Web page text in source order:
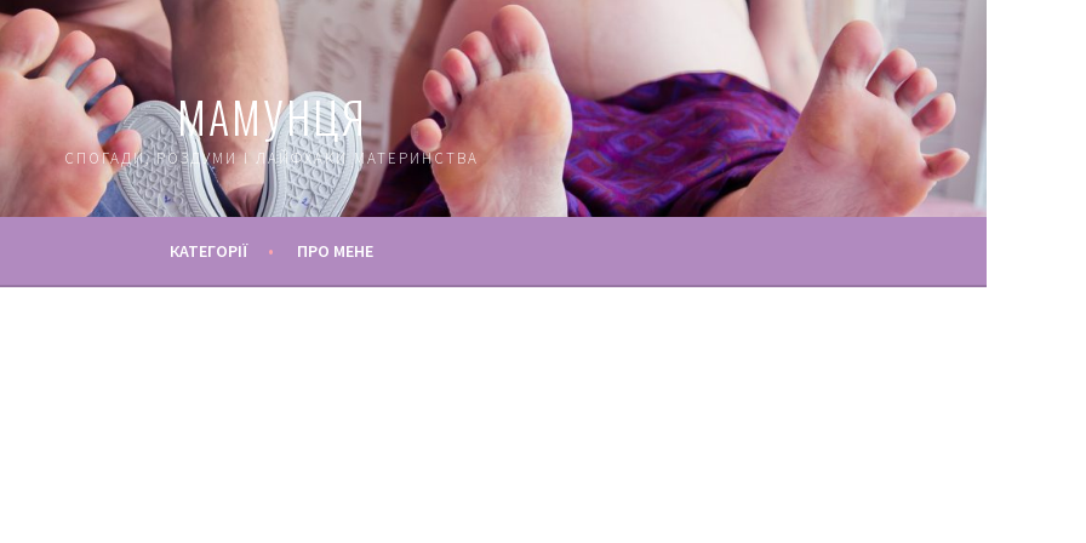
МАМУНЦЯ
СПОГАДИ, РОЗДУМИ І ЛАЙФХАКИ МАТЕРИНСТВА
КАТЕГОРІЇ ПРО МЕНЕ